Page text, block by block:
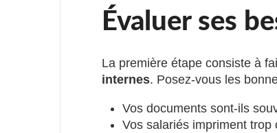
Évaluer ses
La première étape consiste à
internes. Posez-vous les
Vos documents sont-ils
Vos salariés impriment trop